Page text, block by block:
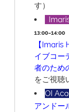
す）
13:00~14:00
【
イブコー
者のため
をご視聴
OI
アンドー